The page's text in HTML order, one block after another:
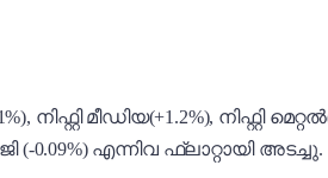
നിഫ്റ്റി മീഡിയ(+1.2%), നിഫ്റ്റി
(-0.09%) എന്നിവ ഫ്ലാറ്റായി അടച്ചു.